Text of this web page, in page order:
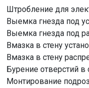
Штробление для
Выемка гнезда под
Выемка гнезда под
Вмазка в стену
Вмазка в стену
Бурение отверстий в
Монтирование